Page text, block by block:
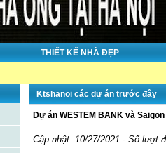
THIẾT KẾ NHÀ ĐẸP
Ktshanoi các dự án trước đây
Dự án WESTEM BANK và
Cập nhật: 10/27/2021 - Số lượt